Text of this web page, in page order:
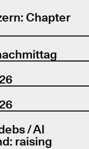
Chapter
/ Al
raising